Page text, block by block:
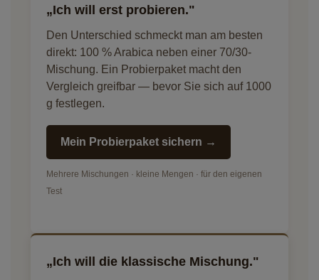
„Ich will erst probieren."
Den Unterschied schmeckt man am besten
direkt: 100 % Arabica neben einer 70/30-
Mischung. Ein Probierpaket macht den
Vergleich greifbar — bevor Sie sich auf 1000
g festlegen.
Mein Probierpaket sichern →
Mehrere Mischungen · kleine Mengen · für den eigenen
Test
„Ich will die klassische Mischung."